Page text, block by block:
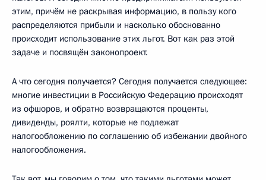
этим, причём не раскрывая информацию, в пользу кого
распределяются прибыли и насколько обоснованно
происходит использование этих льгот. Вот как раз этой
задаче и посвящён законопроект.
А что сегодня получается? Сегодня получается следующее:
многие инвестиции в Российскую Федерацию происходят
из офшоров, и обратно возвращаются проценты,
дивиденды, роялти, которые не подлежат
налогообложению по соглашению об избежании двойного
налогообложения.